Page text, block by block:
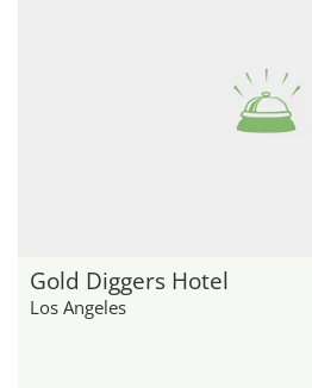
Gold Diggers Hotel
Los Angeles